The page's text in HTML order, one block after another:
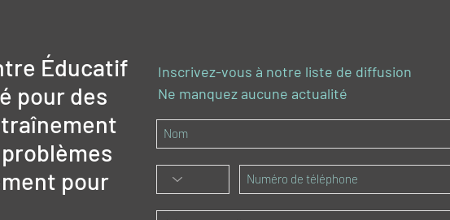
Éducatif
pour des
pour
Inscrivez-vous à notre liste de diffusion
Ne manquez aucune actualité